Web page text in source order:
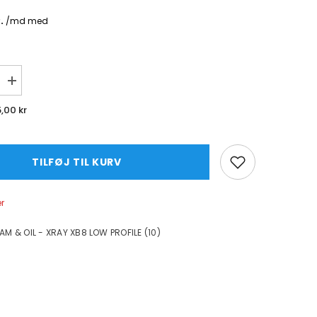
Øg
mængde
for
XRAY
kr
TILFØJ TIL KURV
& OIL - XRAY XB8 LOW PROFILE (10)